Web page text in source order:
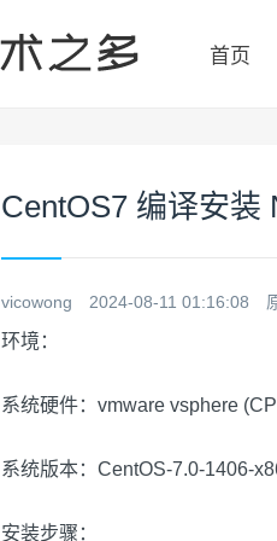
首页
CentOS7 编译安装
vicowong 2024-08-11 01:16:08
环境：
系统硬件：vmware vsphere
系统版本：CentOS-7.0-1406-
安装步骤：